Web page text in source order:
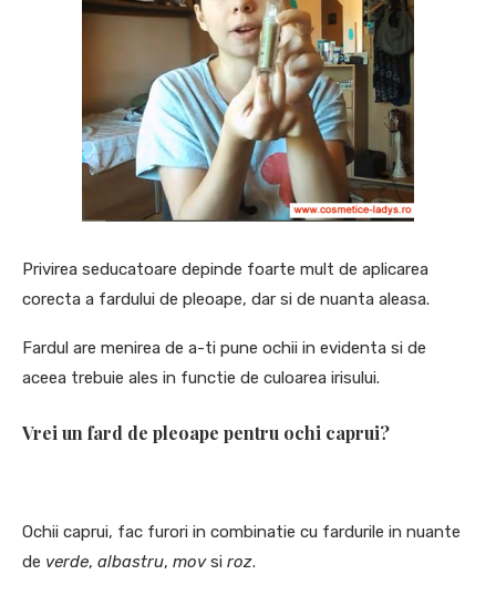
Privirea seducatoare depinde foarte mult de aplicarea
corecta a fardului de pleoape, dar si de nuanta aleasa.
Fardul are menirea de a-ti pune ochii in evidenta si de
aceea trebuie ales in functie de culoarea irisului.
Vrei un fard de pleoape pentru ochi caprui?
Ochii caprui, fac furori in combinatie cu fardurile in nuante
de verde, albastru, movsi roz.